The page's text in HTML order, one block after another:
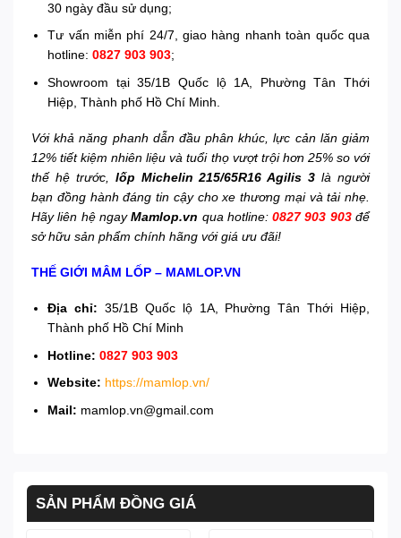
30 ngày đầu sử dụng;
Tư vấn miễn phí 24/7, giao hàng nhanh toàn quốc qua
hotline:0827 903 903;
Showroom tại 35/1B Quốc lộ 1A, Phường Tân Thới
Hiệp, Thành phố Hồ Chí Minh.
Với khả năng phanh dẫn đầu phân khúc, lực cản lăn giảm
12% tiết kiệm nhiên liệu và tuổi thọ vượt trội hơn 25% so với
thế hệ trước,
lốp Michelin 215/65R16 Agilis 3 là người
bạn đồng hành đáng tin cậy cho xe thương mại và tải nhẹ.
Hãy liên hệ ngayMamlop.vn qua hotline:0827 903 903để
sở hữu sản phẩm chính hãng với giá ưu đãi!
THẾ GIỚI MÂM LỐP – MAMLOP.VN
Địa chỉ: 35/1B Quốc lộ 1A, Phường Tân Thới Hiệp,
Thành phố Hồ Chí Minh
Hotline:0827 903 903
Website: https://mamlop.vn/
Mail: mamlop.vn@gmail.com
SẢN PHẨM ĐỒNG GIÁ